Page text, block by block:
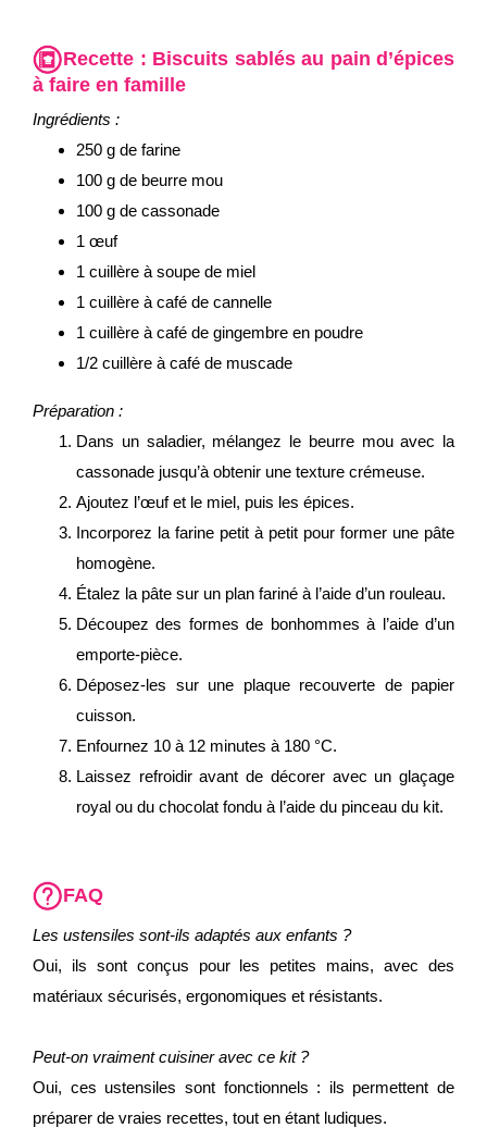
Recette : Biscuits sablés au pain d’épices
à faire en famille
Ingrédients :
250 g de farine
100 g de beurre mou
100 g de cassonade
1 œuf
1 cuillère à soupe de miel
1 cuillère à café de cannelle
1 cuillère à café de gingembre en poudre
1/2 cuillère à café de muscade
Préparation :
Dans un saladier, mélangez le beurre mou avec la
cassonade jusqu’à obtenir une texture crémeuse.
Ajoutez l’œuf et le miel, puis les épices.
Incorporez la farine petit à petit pour former une pâte
homogène.
Étalez la pâte sur un plan fariné à l’aide d’un rouleau.
Découpez des formes de bonhommes à l’aide d’un
emporte-pièce.
Déposez-les sur une plaque recouverte de papier
cuisson.
Enfournez 10 à 12 minutes à 180 °C.
Laissez refroidir avant de décorer avec un glaçage
royal ou du chocolat fondu à l’aide du pinceau du kit.
FAQ
Les ustensiles sont-ils adaptés aux enfants ?
Oui, ils sont conçus pour les petites mains, avec des
matériaux sécurisés, ergonomiques et résistants.
Peut-on vraiment cuisiner avec ce kit ?
Oui, ces ustensiles sont fonctionnels : ils permettent de
préparer de vraies recettes, tout en étant ludiques.